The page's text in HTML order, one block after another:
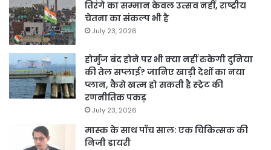
तिरंगे का सम्मान केवल उत्सव नहीं, राष्ट्रीय
चेतना का संकल्प भी है
July 23, 2026
होर्मुज बंद होने पर भी क्या नहीं रुकेगी दुनिया
की तेल सप्लाई? जानिए खाड़ी देशों का नया
प्लान, कैसे खत्म हो सकती है स्ट्रेट की
रणनीतिक पकड़
July 23, 2026
मास्क के साथ पॉच साल: एक चिकित्सक की
निजी डायरी